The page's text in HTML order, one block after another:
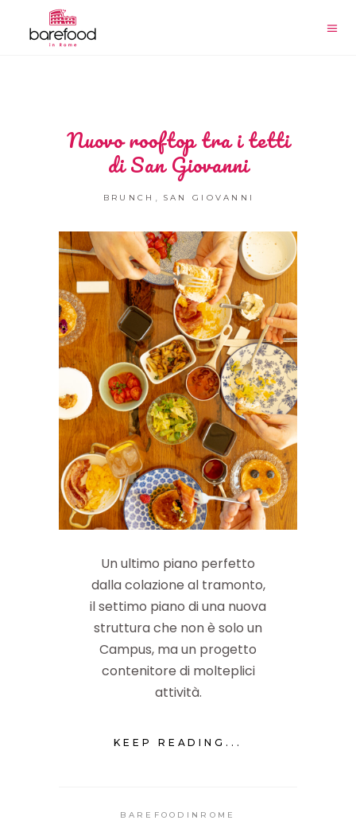
Nuovo rooftop tra i tetti
di San Giovanni
BRUNCH SAN GIOVANNI
Un ultimo piano perfetto
dalla colazione al tramonto,
il settimo piano di una nuova
struttura che non è solo un
Campus, ma un progetto
contenitore di molteplici
attività.
KEEP READING...
BAREFOODINROME